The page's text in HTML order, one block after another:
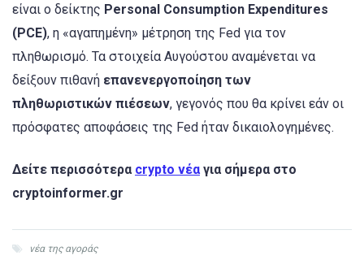
είναι ο δείκτης Personal Consumption Expenditures
(PCE), η «αγαπημένη» μέτρηση της Fed για τον
πληθωρισμό. Τα στοιχεία Αυγούστου αναμένεται να
δείξουν πιθανή επανενεργοποίηση των
πληθωριστικών πιέσεων, γεγονός που θα κρίνει εάν οι
πρόσφατες αποφάσεις της Fed ήταν δικαιολογημένες.
Δείτε περισσότερα crypto νέαγια σήμερα στο
cryptoinformer.gr
νέα της αγοράς